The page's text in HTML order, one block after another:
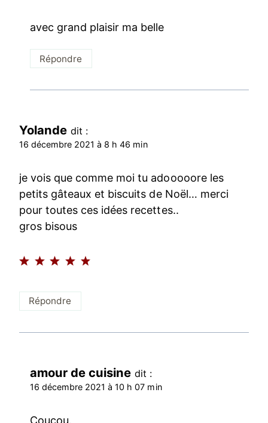
avec grand plaisir ma belle
Répondre
Yolande dit :
16 décembre 2021 à 8 h 46 min
je vois que comme moi tu adooooore les
petits gâteaux et biscuits de Noël… merci
pour toutes ces idées recettes..
gros bisous
Répondre
amour de cuisine dit :
16 décembre 2021 à 10 h 07 min
Coucou,